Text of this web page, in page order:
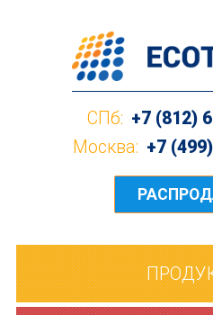
СПб: +7 (812)
Москва: +7